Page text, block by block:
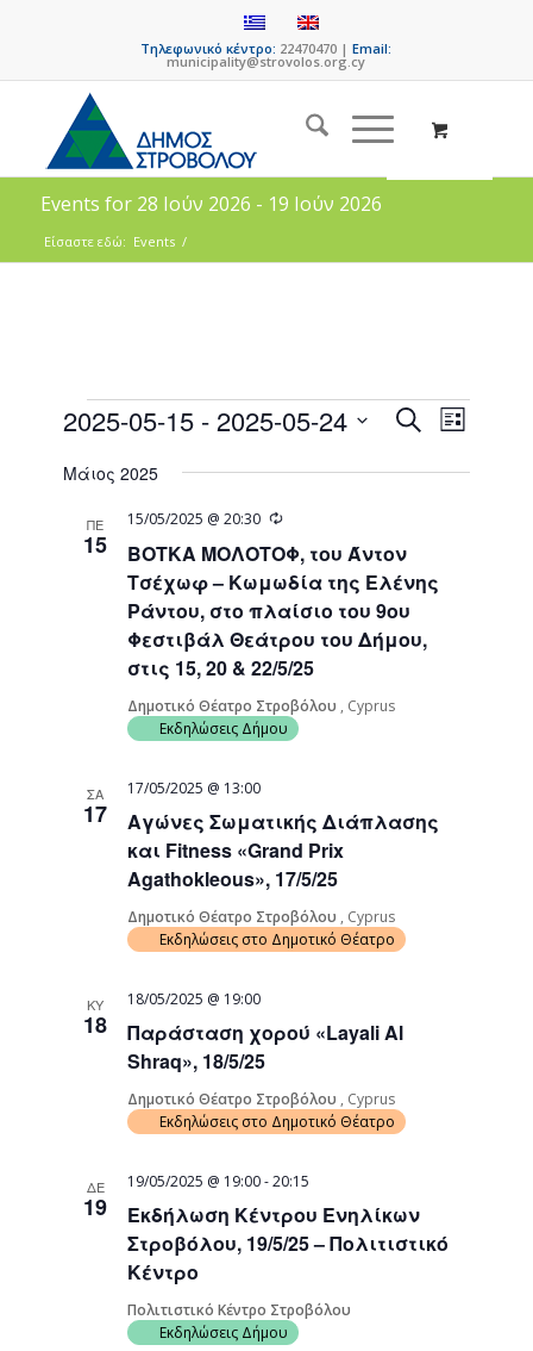
Τηλεφωνικό κέντρο: 22470470 |Email:
municipality@strovolos.org.cy
Events for 28 Ιούν 2026 - 19 Ιούν 2026
Είσαστε εδώ: Events /
Events
SearchEvent
Views
List
2025-05-15 - 2025-05-24
date.
Μάιος 2025
ΠΕ
15
ΒΟΤΚΑ ΜΟΛΟΤΟΦ, του Άντον
Τσέχωφ – Κωμωδία της Ελένης
Ράντου, στο πλαίσιο του 9ου
Φεστιβάλ Θεάτρου του Δήμου,
στις 15, 20 & 22/5/25
15/05/2025 @ 20:30 Recurring
Δημοτικό Θέατρο Στροβόλου , Cyprus
Εκδηλώσεις Δήμου
ΣΑ
17
Αγώνες Σωματικής Διάπλασης
και Fitness «Grand Prix
Agathokleous», 17/5/25
17/05/2025 @ 13:00
Δημοτικό Θέατρο Στροβόλου , Cyprus
Εκδηλώσεις στο Δημοτικό Θέατρο
ΚΥ
18
Παράσταση χορού «Layali Al
Shraq», 18/5/25
18/05/2025 @ 19:00
Δημοτικό Θέατρο Στροβόλου , Cyprus
Εκδηλώσεις στο Δημοτικό Θέατρο
ΔΕ
19
Εκδήλωση Κέντρου Ενηλίκων
Στροβόλου, 19/5/25 – Πολιτιστικό
Κέντρο
19/05/2025 @ 19:00-20:15
Πολιτιστικό Κέντρο Στροβόλου
Εκδηλώσεις Δήμου